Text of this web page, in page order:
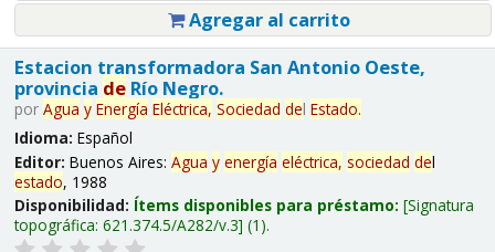
Agregar al carrito
Estacion transformadora San Antonio Oeste,
provincia deRío Negro.
por Agua y Energía Eléctrica, Sociedad del Estado.
Idioma: Español
Editor: Buenos Aires: Agua y energía eléctrica, sociedad del
estado, 1988
Disponibilidad: Ítems disponibles para préstamo: Signatura
topográfica: 621.374.5/A282/v.3 (1).